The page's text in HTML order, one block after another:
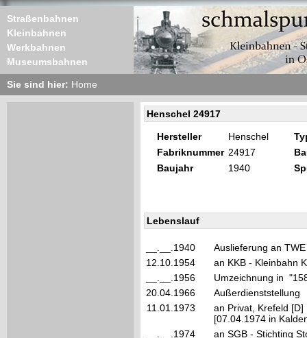
Straßenbahnen
Kleinbahnen
Werkbahnen
Museumsbahnen
Sie sind hier: Home
Henschel 24917
Hersteller Henschel
Fabriknummer 24917
Baujahr
1940
Lebenslauf
__.__.1940
Auslieferung an
12.10.1954
an KKB - Kleinbahn
__.__.1956
Umzeichnung in
20.04.1966
Außerdienststellung
11.01.1973
an Privat, Krefeld
[07.04.1974 in
__.__.1974
an SGB - Stichting